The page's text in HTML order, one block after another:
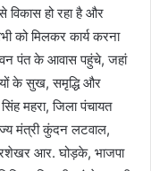
हो रहा है और
को मिलकर कार्य करना
पंत के आवास पहुंचे, जहां
के सुख, समृद्धि और
महरा, जिला पंचायत
मंत्री कुंदन लटवाल,
आर. घोड़के, भाजपा